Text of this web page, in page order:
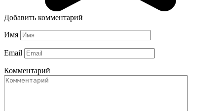
Добавить комментарий
Имя
Email
Комментарий